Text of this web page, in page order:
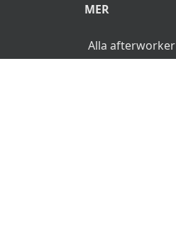
MER
Alla afterworker